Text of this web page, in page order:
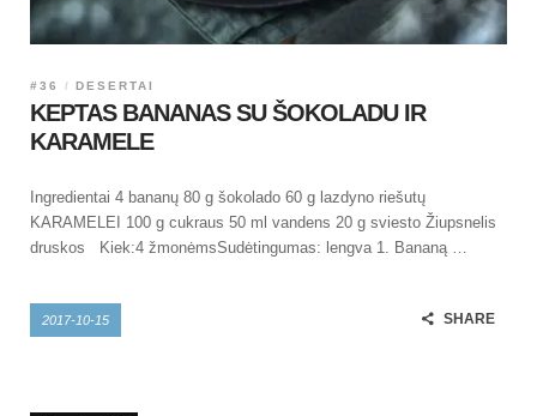
#36 DESERTAI
KEPTAS BANANAS SU ŠOKOLADU IR
KARAMELE
Ingredientai 4 bananų 80 g šokolado 60 g lazdyno riešutų
KARAMELEI 100 g cukraus 50 ml vandens 20 g sviesto Žiupsnelis
druskos Kiek:4 žmonėmsSudėtingumas: lengva 1. Bananą …
2017-10-15 SHARE